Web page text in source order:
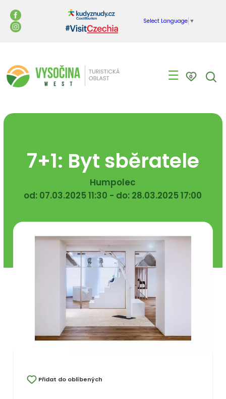
Select Language ▼
☰ 0
7+1: Byt sběratele
Humpolec
od: 07.03.2025 11:30 - do: 28.03.2025 17:00
Přidat do oblíbených